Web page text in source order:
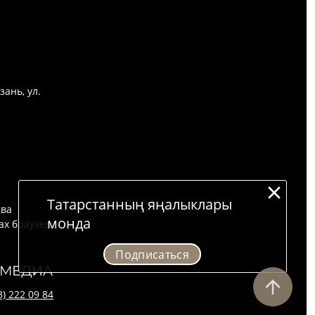
Татарстанның яңалыклары
монда
Подписаться
ул.
браузера.
222 09 84